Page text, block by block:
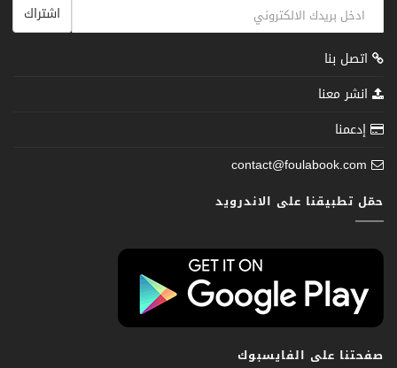
اشتراك
اتصل بنا
انشر معنا
إدعمنا
contact@foulabook.com
حمّل تطبيقنا على الاندرويد
صفحتنا على الفايسبوك